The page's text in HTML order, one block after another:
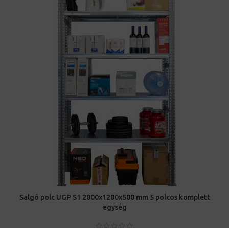
Salgó polc UGP S1 2000x1200x500 mm 5 polcos komplett
egység